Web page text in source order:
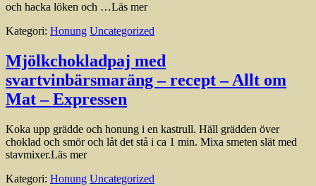
och hacka löken och …Läs mer
Kategori: Honung Uncategorized
Mjölkchokladpaj med
svartvinbärsmaräng – recept – Allt om
Mat – Expressen
Koka upp grädde och honung i en kastrull. Häll grädden över
choklad och smör och låt det stå i ca 1 min. Mixa smeten slät med
stavmixer.Läs mer
Kategori: Honung Uncategorized